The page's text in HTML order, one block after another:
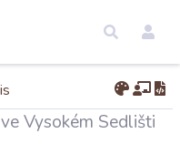
Vysokém Sedlišti